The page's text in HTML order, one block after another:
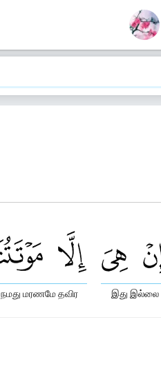
இது இல்லை
நமது மரணமே தவிர